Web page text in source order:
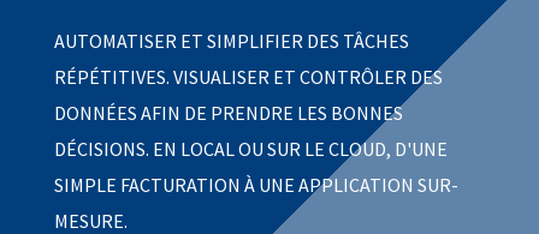
AUTOMATISER ET SIMPLIFIER DES TÂCHES
RÉPÉTITIVES. VISUALISER ET CONTRÔLER DES
DONNÉES AFIN DE PRENDRE LES BONNES
DÉCISIONS. EN LOCAL OU SUR LE CLOUD, D'UNE
SIMPLE FACTURATION À UNE APPLICATION SUR-
MESURE.